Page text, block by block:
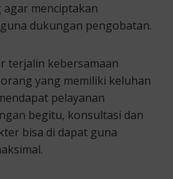
menciptakan
dukungan pengobatan.
terjalin kebersamaan
yang memiliki keluhan
pelayanan
begitu, konsultasi dan
bisa di dapat guna